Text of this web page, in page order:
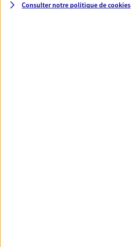
Consulter notre politique decookies